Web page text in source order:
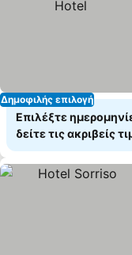
Δημοφιλής επιλογή
Επιλέξτε
δείτε τις ακριβείς